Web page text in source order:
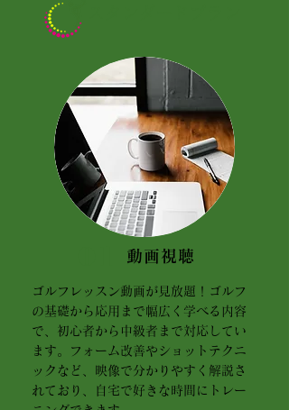
動画視聴
ゴルフレッスン動画が見放題！ゴルフ
の基礎から応用まで幅広く学べる内容
で、初心者から中級者まで対応してい
ます。フォーム改善やショットテクニ
ックなど、映像で分かりやすく解説さ
れており、自宅で好きな時間にトレー